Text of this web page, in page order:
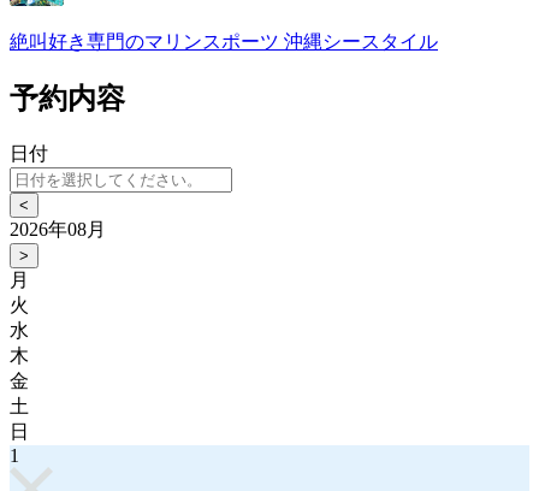
絶叫好き専門のマリンスポーツ 沖縄シースタイル
予約内容
日付
<
2026年08月
>
月
火
水
木
金
土
日
1